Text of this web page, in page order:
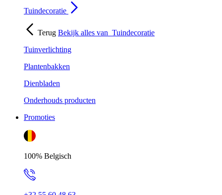
Tuindecoratie
Terug Bekijk alles van Tuindecoratie
Tuinverlichting
Plantenbakken
Dienbladen
Onderhouds producten
Promoties
100% Belgisch